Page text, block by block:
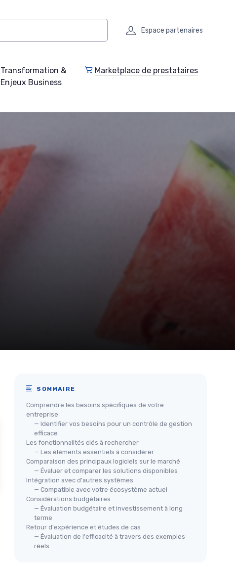
Espace partenaires
Transformation &
Enjeux Business
Marketplace de prestataires
SOMMAIRE
Comprendre les besoins spécifiques de votre
entreprise
— Identifier vos besoins pour un contrôle de gestion
efficace
Les fonctionnalités clés à rechercher
— Les éléments essentiels à considérer
Comparaison des principaux logiciels sur le marché
— Évaluer et comparer les solutions disponibles
Intégration avec d'autres systèmes
— Compatible avec votre écosystème actuel
Considérations budgétaires
— Évaluation budgétaire et investissement à long
terme
Retour d'expérience et études de cas
— Évaluation de l'efficacité à travers des exemples
réels